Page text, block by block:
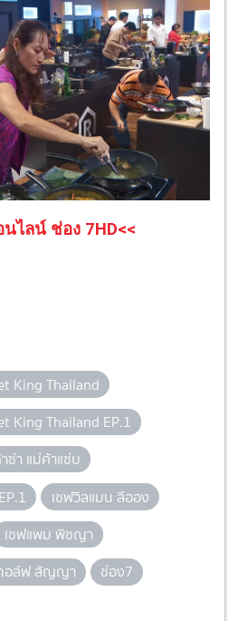
ไลน์ ช่อง 7HD<<
King Thailand
King Thailand EP.1
ซ่า แม่ค้าแซ่บ
เชฟวิลแมน ลีออง
เชฟแพม พิชญา
อล์ฟ สัญญา
ช่อง7